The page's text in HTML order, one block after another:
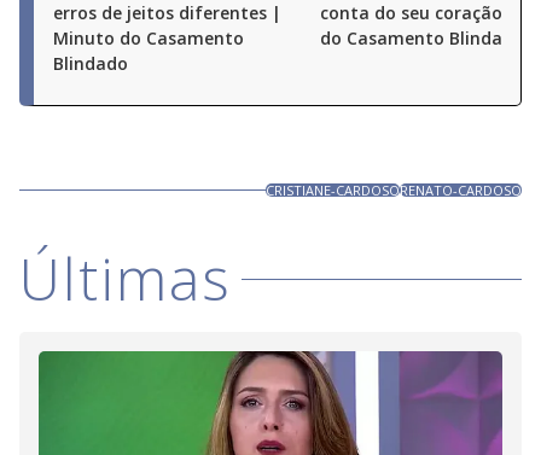
erros de jeitos diferentes |
Minuto do Casamento
Blindado
conta do seu coração |
do Casamento Blindado
CRISTIANE-CARDOSORENATO-CARDOSO
Últimas